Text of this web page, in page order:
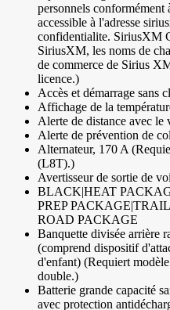
personnels
accessible à l'adresse
confidentialite. SiriusXM
SiriusXM, les noms de
de commerce de Sirius
licence.)
Accès et démarrage sans
Affichage de la
Alerte de distance avec le
Alerte de prévention de
Alternateur, 170 A
(L8T).)
Avertisseur de sortie de
BLACK|HEAT
PREP
ROAD PACKAGE
Banquette divisée arrière
(comprend dispositif
d'enfant) (Requiert
double.)
Batterie grande capacité
avec protection